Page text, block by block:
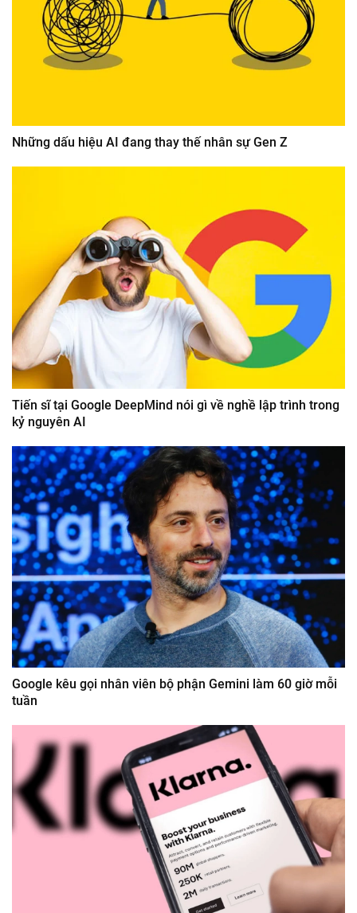
Những dấu hiệu AI đang thay thế nhân sự Gen Z
Tiến sĩ tại Google DeepMind nói gì về nghề lập trình trong
kỷ nguyên AI
Google kêu gọi nhân viên bộ phận Gemini làm 60 giờ mỗi
tuần